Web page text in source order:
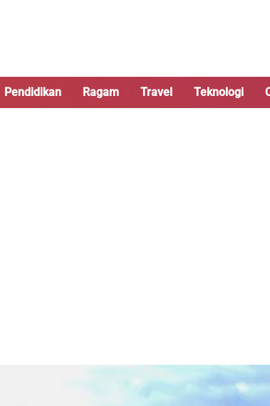
Pendidikan Ragam Travel Teknologi